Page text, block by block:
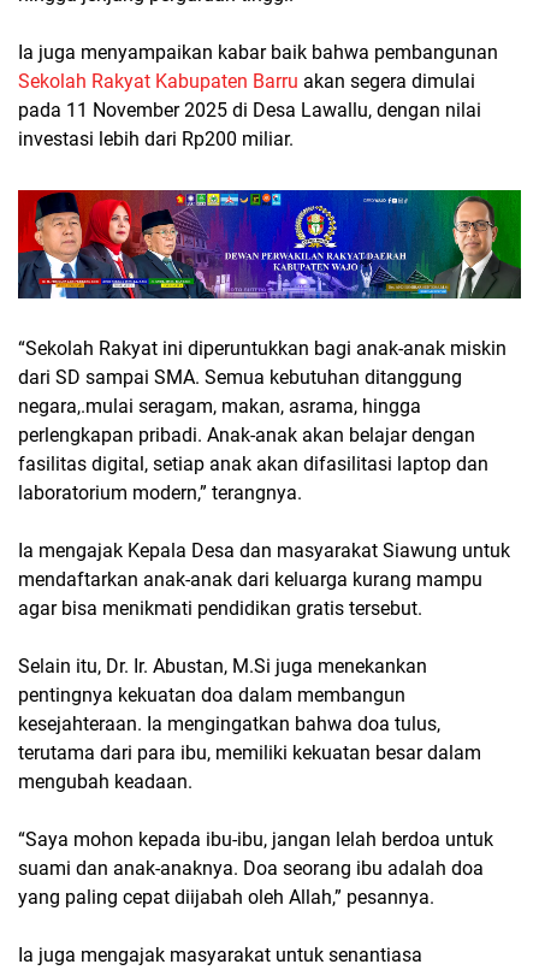
Ia juga menyampaikan kabar baik bahwa pembangunan
Sekolah Rakyat Kabupaten Barru akan segera dimulai
pada 11 November 2025 di Desa Lawallu, dengan nilai
investasi lebih dari Rp200 miliar.
“Sekolah Rakyat ini diperuntukkan bagi anak-anak miskin
dari SD sampai SMA. Semua kebutuhan ditanggung
negara,.mulai seragam, makan, asrama, hingga
perlengkapan pribadi. Anak-anak akan belajar dengan
fasilitas digital, setiap anak akan difasilitasi laptop dan
laboratorium modern,” terangnya.
Ia mengajak Kepala Desa dan masyarakat Siawung untuk
mendaftarkan anak-anak dari keluarga kurang mampu
agar bisa menikmati pendidikan gratis tersebut.
Selain itu, Dr. Ir. Abustan, M.Si juga menekankan
pentingnya kekuatan doa dalam membangun
kesejahteraan. Ia mengingatkan bahwa doa tulus,
terutama dari para ibu, memiliki kekuatan besar dalam
mengubah keadaan.
“Saya mohon kepada ibu-ibu, jangan lelah berdoa untuk
suami dan anak-anaknya. Doa seorang ibu adalah doa
yang paling cepat diijabah oleh Allah,” pesannya.
Ia juga mengajak masyarakat untuk senantiasa